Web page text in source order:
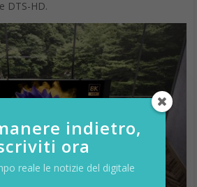
ora
reale le notizie del digitale